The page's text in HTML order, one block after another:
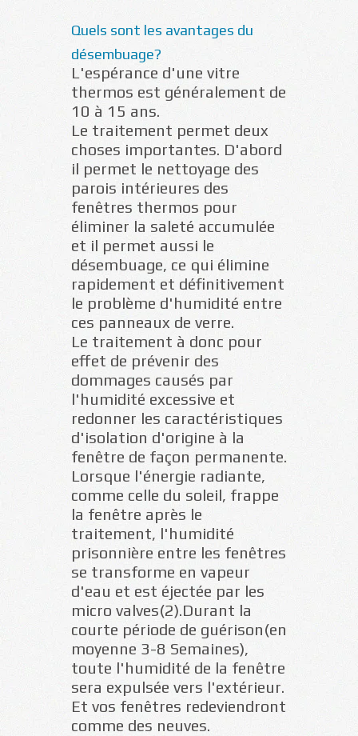
Quels sont les avantages du
désembuage?
L'espérance d'une vitre
thermos est généralement de
10 à 15 ans.
Le traitement permet deux
choses importantes. D'abord
il permet le nettoyage des
parois intérieures des
fenêtres thermos pour
éliminer la saleté accumulée
et il permet aussi le
désembuage, ce qui élimine
rapidement et définitivement
le problème d'humidité entre
ces panneaux de verre.
Le traitement à donc pour
effet de prévenir des
dommages causés par
l'humidité excessive et
redonner les caractéristiques
d'isolation d'origine à la
fenêtre de façon permanente.
Lorsque l'énergie radiante,
comme celle du soleil, frappe
la fenêtre après le
traitement, l'humidité
prisonnière entre les fenêtres
se transforme en vapeur
d'eau et est éjectée par les
micro valves(2).Durant la
courte période de guérison(en
moyenne 3-8 Semaines),
toute l'humidité de la fenêtre
sera expulsée vers l'extérieur.
Et vos fenêtres redeviendront
comme des neuves.